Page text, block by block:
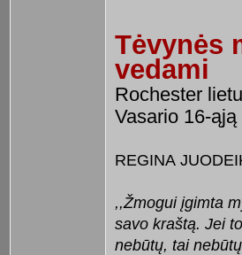
Tėvynės
vedami
Rochester
Vasario 16-ąją
REGINA
,,Žmogui įgimta
savo kraštą. Jei
nebūtų, tai